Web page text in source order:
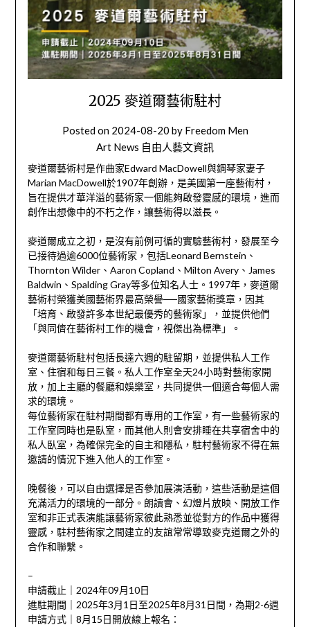
2025 麥道爾藝術駐村
Posted on 2024-08-20 by Freedom Men
Art News 自由人藝文資訊
麥道爾藝術村是作曲家Edward MacDowell與鋼琴家妻子
Marian MacDowell於1907年創辦，是美國第一座藝術村，
旨在提供才華洋溢的藝術家一個能夠啟發靈感的環境，進而
創作出想像中的不朽之作，讓藝術得以滋長。
麥道爾成立之初，是沒有前例可循的實驗藝術村，發展至今
已接待過逾6000位藝術家，包括Leonard Bernstein、
Thornton Wilder、Aaron Copland、Milton Avery、James
Baldwin、Spalding Gray等多位知名人士。1997年，麥道爾
藝術村榮獲美國藝術界最高榮譽──國家藝術獎章，因其
「培育、啟發許多本世紀最優秀的藝術家」，並提供他們
「與同儕在藝術村工作的機會，視傑出為標準」。
麥道爾藝術駐村包括長達六週的駐留期，並提供私人工作
室、住宿和每日三餐。私人工作室全天24小時對藝術家開
放，加上主廳的餐廳和娛樂室，共同提供一個適合每個人需
求的環境。
每位藝術家在駐村期間都有專用的工作室，有一些藝術家的
工作室同時也是臥室，而其他人則會安排睡在共享宿舍中的
私人臥室，為確保完全的自主和隱私，駐村藝術家不得在無
邀請的情況下進入他人的工作室。
晚餐後，可以自由選擇是否參加展演活動，這些活動是這個
充滿活力的環境的一部分。朗讀會、幻燈片放映、開放工作
室和非正式表演能讓藝術家彼此熟悉並從對方的作品中獲得
靈感，駐村藝術家之間建立的友誼常常導致麥克道爾之外的
合作和聯繫。
–
申請截止｜2024年09月10日
進駐期間｜2025年3月1日至2025年8月31日間，為期2-6週
申請方式｜8月15日開放線上報名：